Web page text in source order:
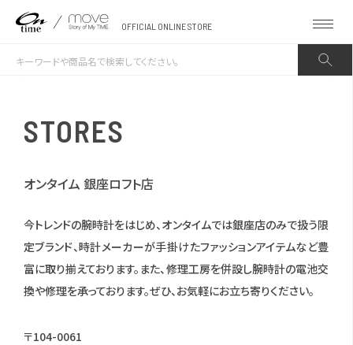
OFFICIAL ONLINE STORE
STORES
オンタイム 銀座ロフト店
今トレンドの腕時計をはじめ、オンタイムでは銀座店のみで扱う限
定ブランド、時計メーカーが手掛けたファッションアイテムなど豊
富に取り揃えております。また、修理工房を併設し腕時計の電池交
換や修理を承っております。ぜひ、お気軽にお立ち寄りください。
〒104-0061